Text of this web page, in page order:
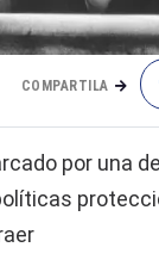
COMPARTILA
por una